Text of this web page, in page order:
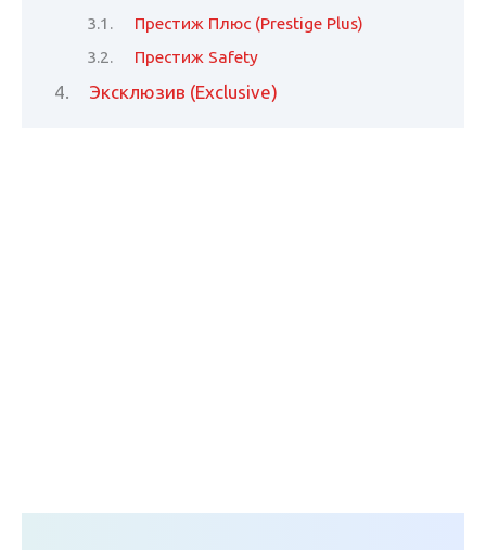
Престиж Плюс (Prestige Plus)
Престиж Safety
Эксклюзив (Exclusive)